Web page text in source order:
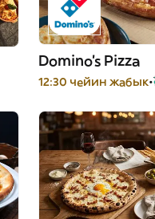
Domino's Pizza
12:30 чейин жабык